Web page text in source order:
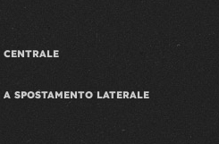
CENTRALE
SPOSTAMENTO LATERALE